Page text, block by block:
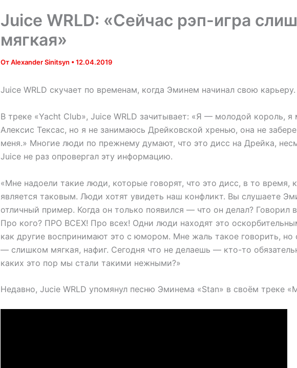
Juice WRLD: «Сейчас рэп-игра
мягкая»
ОтAlexander Sinitsyn •12.04.2019
Juice WRLD скучает по временам, когда Эминем начинал свою карьеру.
В треке «Yacht Club», Juice WRLD зачитывает: «Я — молодой король,
Алексис Тексас, но я не занимаюсь Дрейковской хренью, она не
меня.» Многие люди по прежнему думают, что это дисс на Дрейка,
Juice не раз опровергал эту информацию.
«Мне надоели такие люди, которые говорят, что это дисс, в то время,
является таковым. Люди хотят увидеть наш конфликт. Вы слушаете
отличный пример. Когда он только появился — что он делал? Говорил
Про кого? ПРО ВСЕХ! Про всех! Одни люди находят это
как другие воспринимают это с юмором. Мне жаль такое говорить, но
— слишком мягкая, нафиг. Сегодня что не делаешь — кто-то
каких это пор мы стали такими нежными?»
Недавно, Jucie WRLD упомянул песню Эминема «Stan» в своём треке